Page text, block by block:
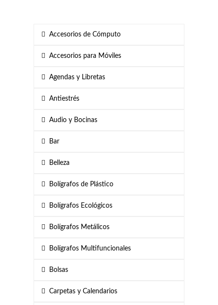
Accesorios de Cómputo
Accesorios para Móviles
Agendas y Libretas
Antiestrés
Audio y Bocinas
Bar
Belleza
Bolígrafos de Plástico
Bolígrafos Ecológicos
Bolígrafos Metálicos
Bolígrafos Multifuncionales
Bolsas
Carpetas y Calendarios